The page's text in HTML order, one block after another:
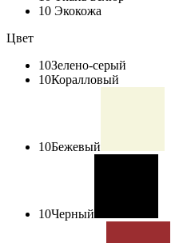
10 Экокожа
Цвет
10Зелено-серый
10Коралловый
10Бежевый
10Черный